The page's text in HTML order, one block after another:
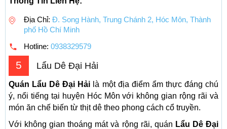
Địa Chỉ: Đ. Song Hành, Trung Chánh 2, Hóc Môn, Thành
phố Hồ Chí Minh
Hotline: 0938329579
5 Lẩu Dê Đại Hải
Quán Lẩu Dê Đại Hải là một địa điểm ẩm thực đáng chú
ý, nổi tiếng tại huyện Hóc Môn với không gian rộng rãi và
món ăn chế biến từ thịt dê theo phong cách cổ truyền.
Với không gian thoáng mát và rộng rãi, quán Lẩu Dê Đại